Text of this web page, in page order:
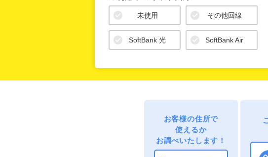
お客様の住所で
使えるか
お調べいたします！